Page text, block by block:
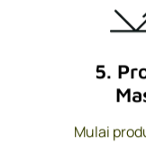
5.
Mulai